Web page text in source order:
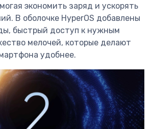
экономить заряд и ускорять
В оболочке HyperOS добавлены
быстрый доступ к нужным
мелочей, которые делают
удобнее.